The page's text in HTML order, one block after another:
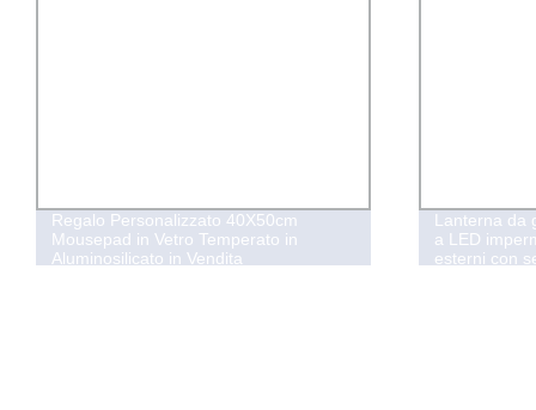
Lanterna da giardino in vetro decorativa
a LED impermeabile di qualità per
esterni con sensore di luce, luce solare
Vetro ultra
cornice